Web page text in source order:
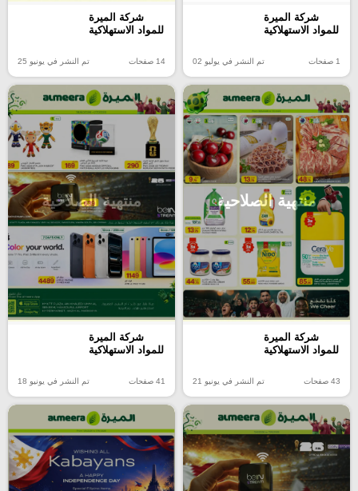
شركة الميرة
للمواد الاستهلاكية
1 صفحات تم النشر في يوليو 02
شركة الميرة
للمواد الاستهلاكية
14 صفحات تم النشر في يونيو 25
منتهية الصلاحية
شركة الميرة
للمواد الاستهلاكية
43 صفحات تم النشر في يونيو 21
منتهية الصلاحية
شركة الميرة
للمواد الاستهلاكية
41 صفحات تم النشر في يونيو 18